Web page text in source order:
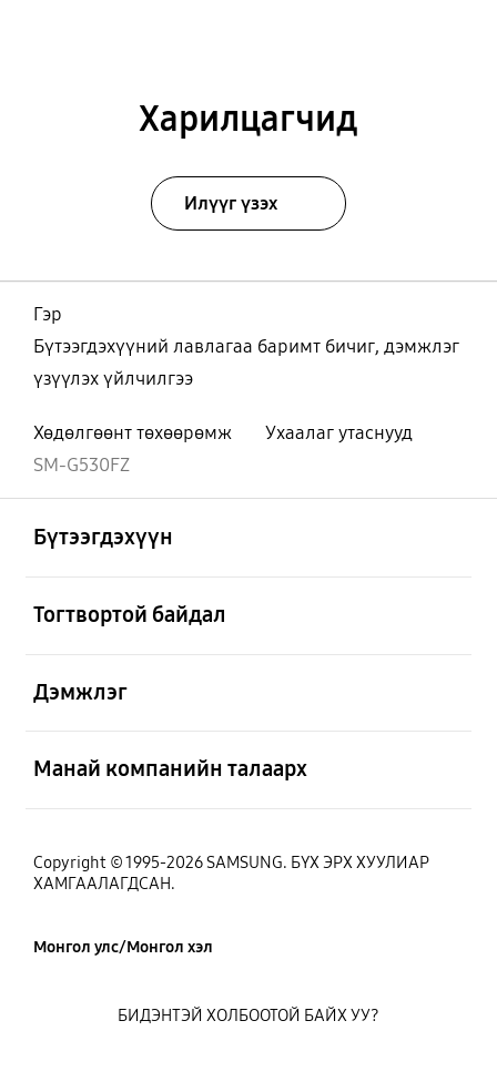
Харилцагчид
Илүүг үзэх
Гэр
Бүтээгдэхүүний лавлагаа баримт бичиг, дэмжлэг
үзүүлэх үйлчилгээ
Хөдөлгөөнт төхөөрөмж
Ухаалаг утаснууд
SM-G530FZ
Бүтээгдэхүүн
Тогтвортой байдал
Дэмжлэг
Манай компанийн талаарх
Copyright © 1995-2026 SAMSUNG. БҮХ ЭРХ ХУУЛИАР
ХАМГААЛАГДСАН.
Монгол улс/Монгол хэл
БИДЭНТЭЙ ХОЛБООТОЙ БАЙХ УУ?